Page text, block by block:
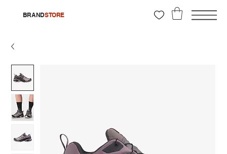
BRANDSTORE